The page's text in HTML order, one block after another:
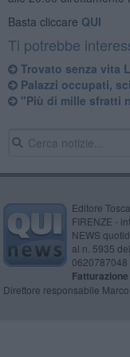
Basta cliccare QUI
Ti potrebbe
Trovato senza vita
Palazzi occupati,
"Più di mille sfratti
Editore
FIRENZE -
NEWS
al n. 5935
0620787048
Direttore responsabile